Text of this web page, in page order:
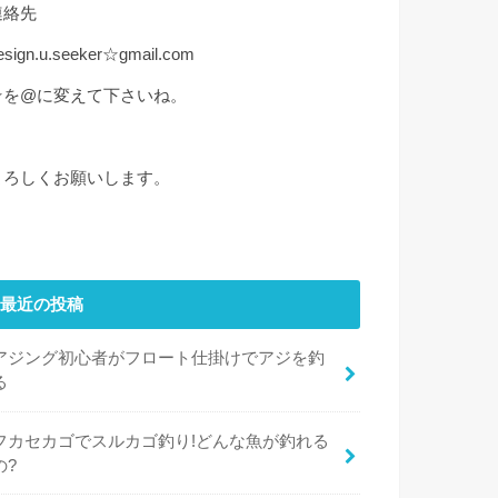
絡先
@に変えて下さいね。
しくお願いします。
最近の投稿
ジング初心者がフロート仕掛けでアジを釣
カセカゴでスルカゴ釣り!どんな魚が釣れる
?